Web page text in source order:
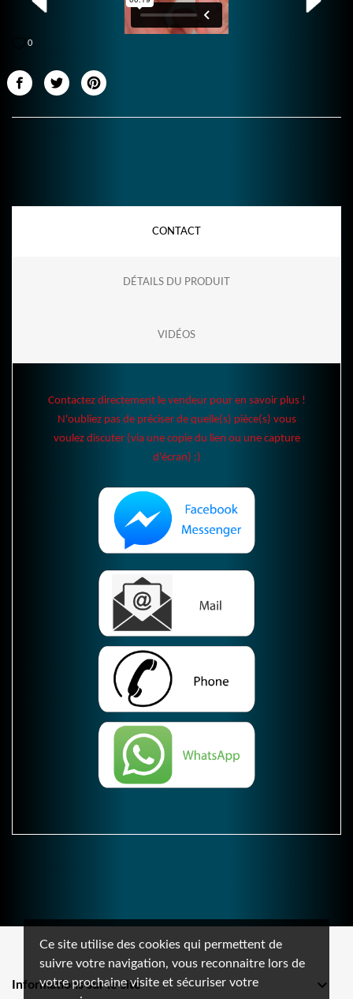
Ce site utilise des cookies qui permettent de
suivre votre navigation, vous reconnaitre lors de
votre prochaine visite et sécuriser votre
0
CONTACT
DÉTAILS DU PRODUIT
VIDÉOS
Contactez directement le vendeur pour en savoir plus !
N'oubliez pas de préciser de quelle(s) pièce(s) vous
voulez discuter (via une copie du lien ou une capture
d'écran) :)
Informations sur le site 